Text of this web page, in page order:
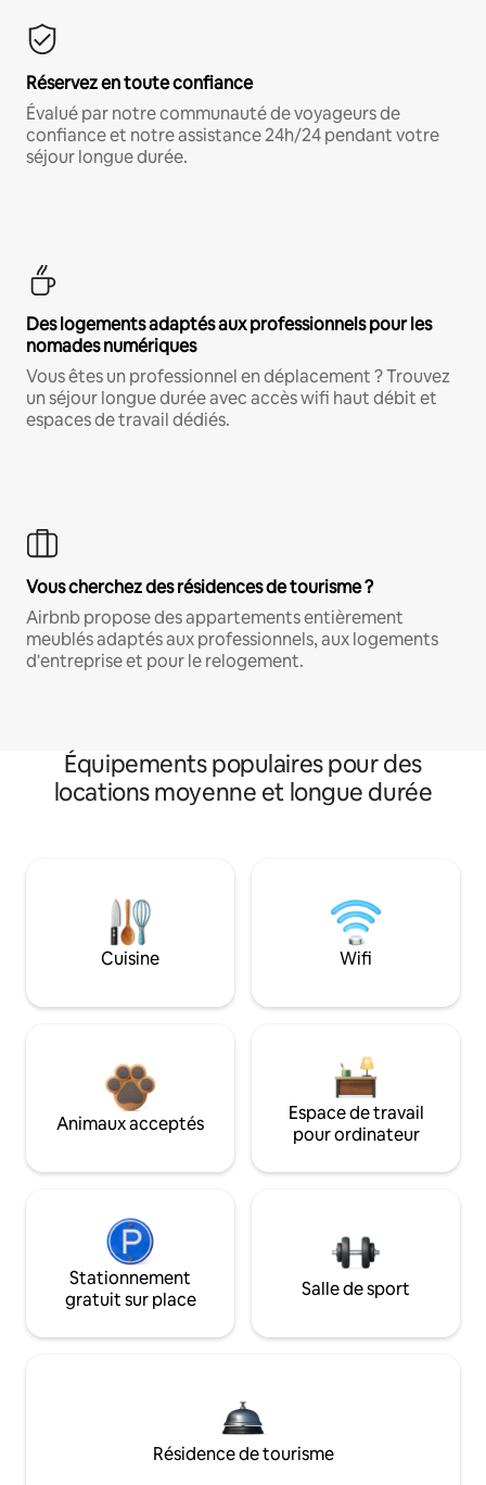
Réservez en toute confiance
Évalué par notre communauté de voyageurs de
confiance et notre assistance 24h/24 pendant votre
séjour longue durée.
Des logements adaptés aux professionnels pour les
nomades numériques
Vous êtes un professionnel en déplacement ? Trouvez
un séjour longue durée avec accès wifi haut débit et
espaces de travail dédiés.
Vous cherchez des résidences de tourisme ?
Airbnb propose des appartements entièrement
meublés adaptés aux professionnels, aux logements
d'entreprise et pour le relogement.
Équipements populaires pour des
locations moyenne et longue durée
Cuisine Wifi
Animaux acceptés
Espace de travail
pour ordinateur
Stationnement
gratuit sur place
Salle de sport
Résidence de tourisme